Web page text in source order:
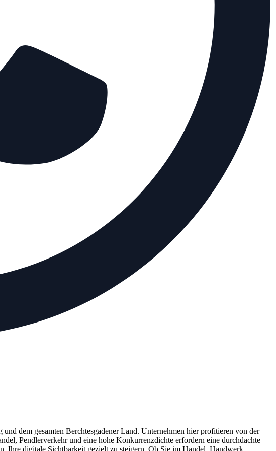
dem gesamten Berchtesgadener Land. Unternehmen hier profitieren von der
Pendlerverkehr und eine hohe Konkurrenzdichte erfordern eine durchdachte
Ihre digitale Sichtbarkeit gezielt zu steigern. Ob Sie im Handel, Handwerk,